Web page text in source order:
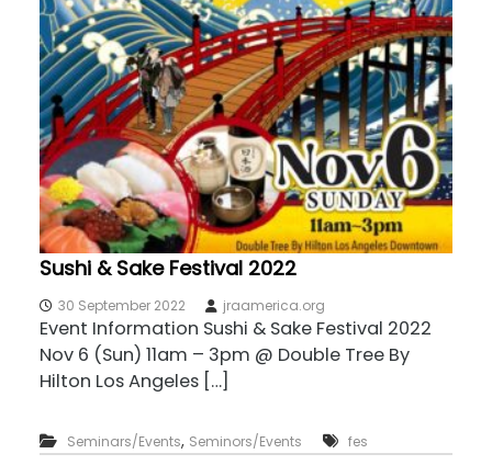
Sushi & Sake Festival 2022
30 September 2022 jraamerica.org
Event Information Sushi & Sake Festival 2022
Nov 6 (Sun) 11am – 3pm @ Double Tree By
Hilton Los Angeles […]
Seminars/Events, Seminors/Events fes